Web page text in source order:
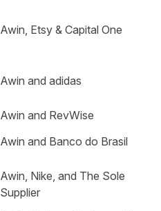
Awin, Etsy & Capital One
Awin and adidas
Awin and RevWise
Awin and Banco do Brasil
Awin, Nike, and The Sole
Supplier